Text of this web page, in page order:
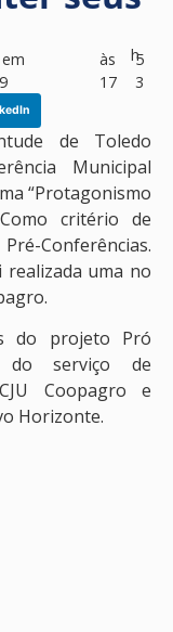
às
17
h5
3
de Toledo
Municipal
“Protagonismo
critério de
Conferências.
uma no
do projeto Pró
do serviço de
Coopagro e
Horizonte.